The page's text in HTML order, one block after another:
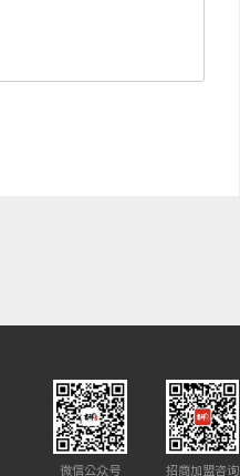
微信公众号 招商加盟咨询